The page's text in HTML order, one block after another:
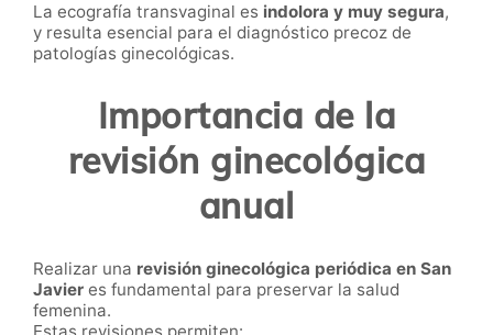
La ecografía transvaginal es indolora y muy segura,
y resulta esencial para el diagnóstico precoz de
patologías ginecológicas.
Importancia de la
revisión ginecológica
anual
Realizar una revisión ginecológica periódica en San
Javier es fundamental para preservar la salud
femenina.
Estas revisiones permiten: